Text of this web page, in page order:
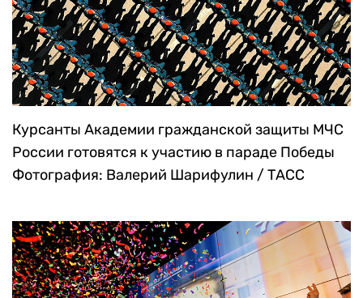
Курсанты Академии гражданской защиты МЧС
России готовятся к участию в параде Победы
Фотография: Валерий Шарифулин / ТАСС